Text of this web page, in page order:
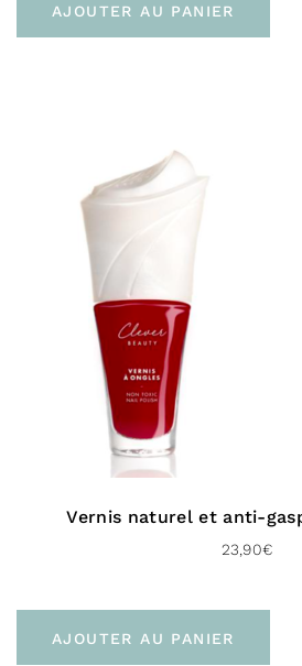
AJOUTER AU PANIER
Vernis naturel et anti-
23,90€
AJOUTER AU PANIER